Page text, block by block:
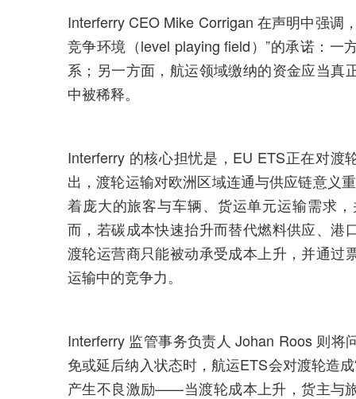
Interferry CEO Mike Corrigan 在声明中强调
竞争环境（level playing field）”的承诺：
系；另一方面，航运领域缴纳的资金应当真
中被稀释。
Interferry 的核心担忧是，EU ETS正在对渡
出，渡轮运输对欧洲区域连通与供应链意义
着庞大的旅客与车辆、货运单元运输需求
而，若碳成本快速抬升而替代燃料供应、港
渡轮运营商只能被动承受成本上升，并通过
运输中的竞争力。
Interferry 监管事务负责人 Johan Roos 则
免或延后纳入状态时，航运ETS会对渡轮造
产生不良激励——当渡轮成本上升，货主与